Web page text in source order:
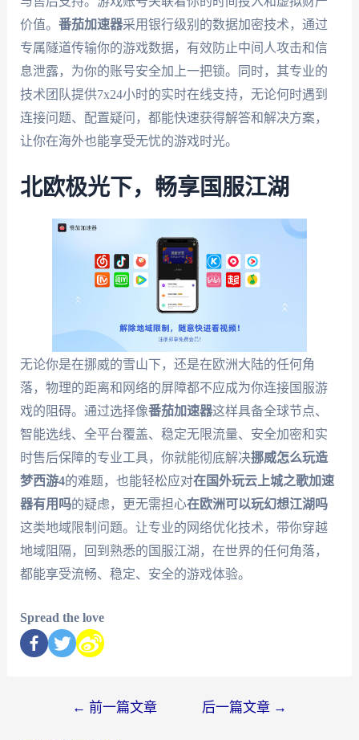
价值。 番茄加速器采用银行级别的数据加密技术，通过
专属隧道传输你的游戏数据，有效防止中间人攻击和信
息泄露，为你的账号安全加上一把锁。同时，其专业的
技术团队提供7x24小时的实时在线支持，无论何时遇到
连接问题、配置疑问，都能快速获得解答和解决方案，
让你在海外也能享受无忧的游戏时光。
北欧极光下，畅享国服江湖
无论你是在挪威的雪山下，还是在欧洲大陆的任何角
落，物理的距离和网络的屏障都不应成为你连接国服游
戏的阻碍。通过选择像番茄加速器这样具备全球节点、
智能选线、全平台覆盖、稳定无限流量、安全加密和实
时售后保障的专业工具，你就能彻底解决挪威怎么玩造
梦西游4的难题，也能轻松应对在国外玩云上城之歌加速
器有用吗的疑虑，更无需担心在欧洲可以玩幻想江湖吗
这类地域限制问题。让专业的网络优化技术，带你穿越
地域阻隔，回到熟悉的国服江湖，在世界的任何角落，
都能享受流畅、稳定、安全的游戏体验。
Spread the love
← 前一篇文章 后一篇文章 →